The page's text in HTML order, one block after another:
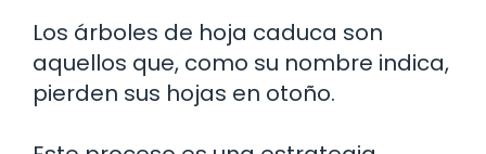
Los árboles de hoja caduca son
aquellos que, como su nombre indica,
pierden sus hojas en otoño.